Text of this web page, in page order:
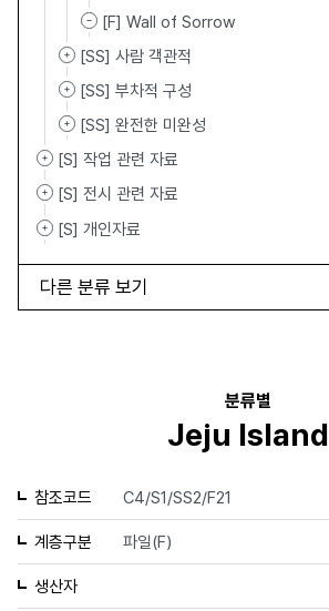
[F] Wall of Sorrow
[SS] 사람 객관적
[SS] 부차적 구성
[SS] 완전한 미완성
[S] 작업 관련 자료
[S] 전시 관련 자료
[S] 개인자료
다른 분류 보기
분류별
Jeju Island
참조코드 C4/S1/SS2/F21
계층구분 파일(F)
생산자